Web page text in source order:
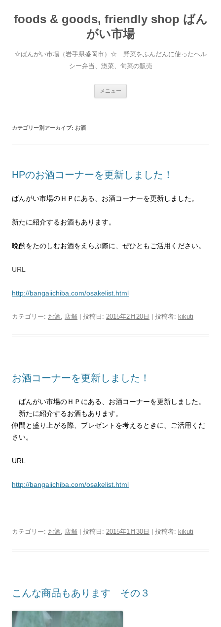
foods & goods, friendly shop ばん
がい市場
☆ばんがい市場（岩手県盛岡市）☆ 野菜をふんだんに使ったヘル
シー弁当、惣菜、旬菜の販売
メニュー
カテゴリー別アーカイブ: お酒
HPのお酒コーナーを更新しました！
ばんがい市場のＨＰにある、お酒コーナーを更新しました。
新たに紹介するお酒もあります。
晩酌をたのしむお酒をえらぶ際に、 ぜひともご活用ください。
URL
http://bangaiichiba.com/osakelist.html
カテゴリー: お酒, 店舗 | 投稿日: 2015年2月20日 投稿者: kikuti
お酒コーナーを更新しました！
ばんがい市場のＨＰにある、お酒コーナーを更新しました。
新たに紹介するお酒もあります。
仲間と盛り上がる際、プレゼントを考えるときに、ご活用くだ
さい。
URL
http://bangaiichiba.com/osakelist.html
カテゴリー: お酒, 店舗 | 投稿日: 2015年1月30日 投稿者: kikuti
こんな商品もあります その３